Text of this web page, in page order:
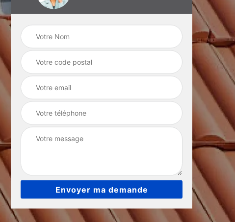
Couvreur 69
Peinture intérieur
et extérieur 69